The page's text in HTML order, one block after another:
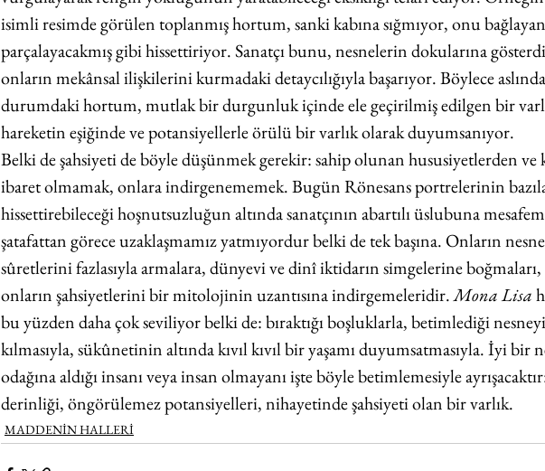
isimli resimde görülen toplanmış hortum, sanki kabına sığmıyor, onu
parçalayacakmış gibi hissettiriyor. Sanatçı bunu, nesnelerin dokularına
onların mekânsal ilişkilerini kurmadaki detaycılığıyla başarıyor. Böylece
durumdaki hortum, mutlak bir durgunluk içinde ele geçirilmiş edilgen bir
hareketin eşiğinde ve potansiyellerle örülü bir varlık olarak duyumsanıyor.
Belki de şahsiyeti de böyle düşünmek gerekir: sahip olunan hususiyetlerden
ibaret olmamak, onlara indirgenememek. Bugün Rönesans portrelerinin
hissettirebileceği hoşnutsuzluğun altında sanatçının abartılı üslubuna
şatafattan görece uzaklaşmamız yatmıyordur belki de tek başına. Onların
sûretlerini fazlasıyla armalara, dünyevi ve dinî iktidarın simgelerine
onların şahsiyetlerini bir mitolojinin uzantısına indirgemeleridir. Mona Lisa
bu yüzden daha çok seviliyor belki de: bıraktığı boşluklarla, betimlediği nesneyi
kılmasıyla, sükûnetinin altında kıvıl kıvıl bir yaşamı duyumsatmasıyla. İyi bir
odağına aldığı insanı veya insan olmayanı işte böyle betimlemesiyle
derinliği, öngörülemez potansiyelleri, nihayetinde şahsiyeti olan bir varlık.
MADDENİN HALLERİ